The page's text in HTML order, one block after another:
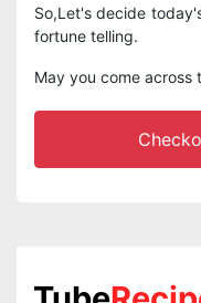
So,Let's decide
fortune telling.
May you come across